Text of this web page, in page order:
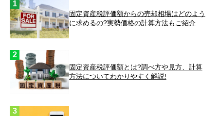
固定資産税評価額からの売却相場はどのよう
に求めるの?実勢価格の計算方法もご紹介
固定資産税評価額とは?調べ方や見方、計算
方法についてわかりやすく解説!